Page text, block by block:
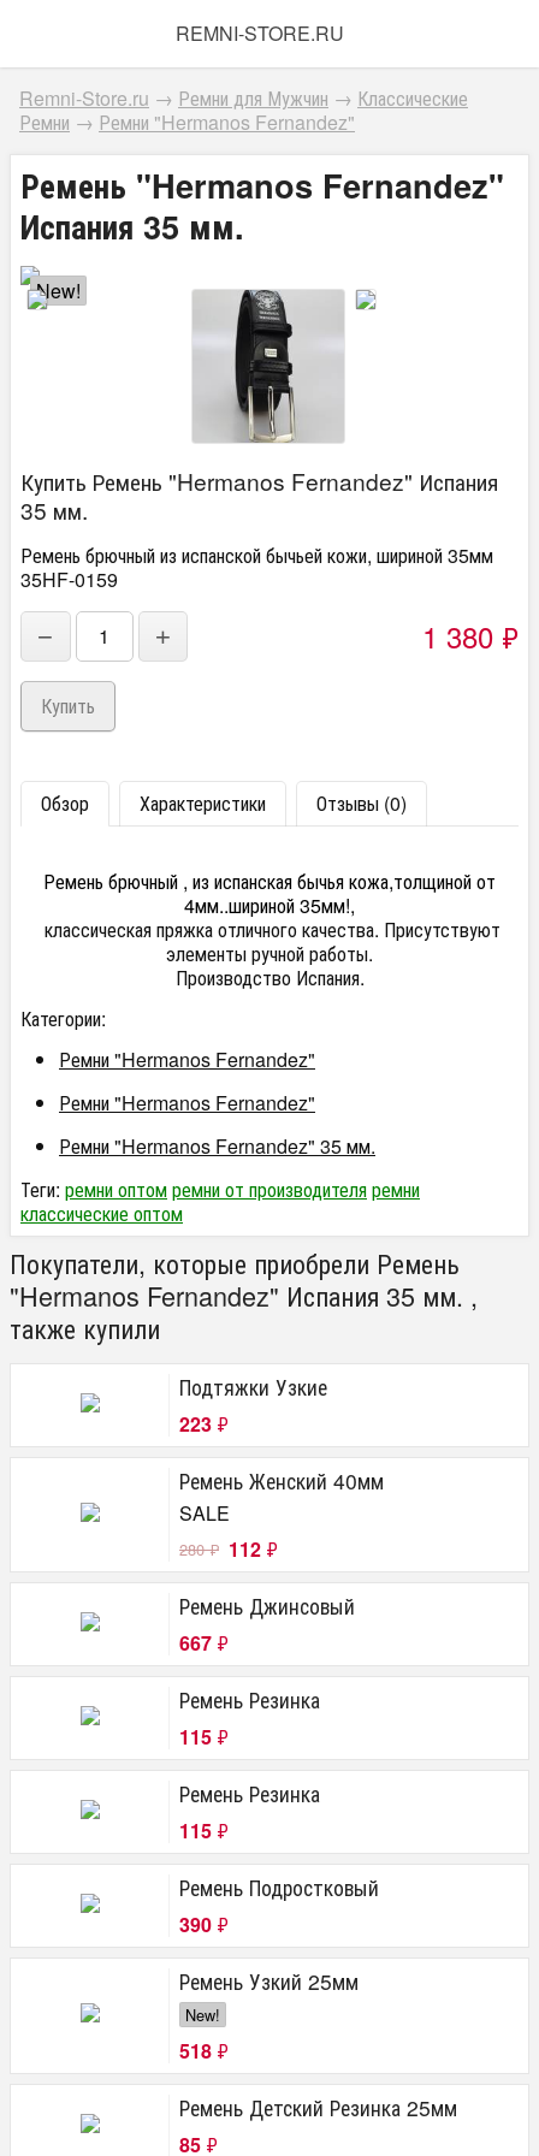
REMNI-STORE.RU
Remni-Store.ru → Ремни для Мужчин → Классические
Ремни → Ремни "Hermanos Fernandez"
Ремень "Hermanos Fernandez"
Испания 35 мм.
New!
Купить Ремень "Hermanos Fernandez" Испания
35 мм.
Ремень брючный из испанской бычьей кожи, шириной 35мм
35HF-0159
− + 1 380 ₽
Обзор Характеристики Отзывы (0)
Ремень брючный , из испанская бычья кожа,толщиной от
4мм..шириной 35мм!,
классическая пряжка отличного качества. Присутствуют
элементы ручной работы.
Производство Испания.
Категории:
Ремни "Hermanos Fernandez"
Ремни "Hermanos Fernandez"
Ремни "Hermanos Fernandez" 35 мм.
Теги: ремни оптомремни от производителяремни
классические оптом
Покупатели, которые приобрели Ремень
"Hermanos Fernandez" Испания 35 мм. ,
также купили
Подтяжки Узкие
223 ₽
Ремень Женский 40мм
SALE
280₽ 112 ₽
Ремень Джинсовый
667 ₽
Ремень Резинка
115 ₽
Ремень Резинка
115 ₽
Ремень Подростковый
390 ₽
Ремень Узкий 25мм
New!
518 ₽
Ремень Детский Резинка 25мм
85 ₽